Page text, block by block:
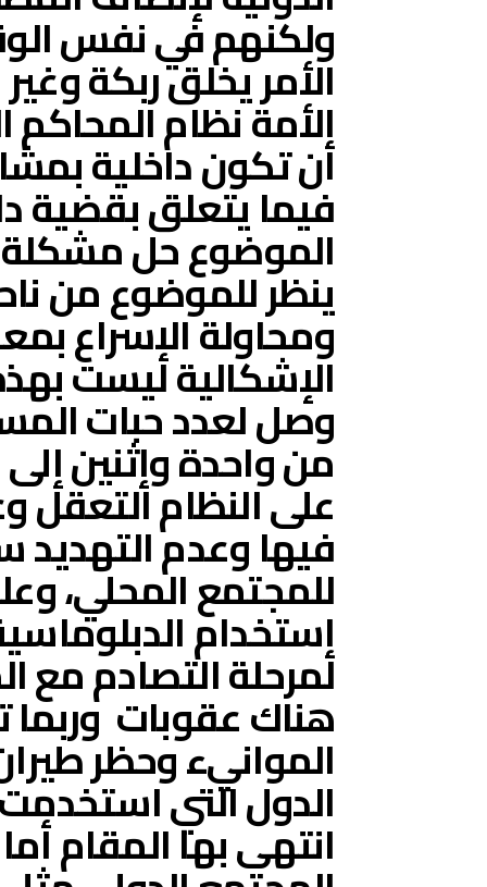
ولكنهم في نفس
الأمر يخلق ربكة
الأمة نظام
أن تكون داخلية
فيما يتعلق بقضية
الموضوع حل مشكلة
ينظر للموضوع من
ومحاولة الإسراع
الإشكالية ليست
وصل لعدد حبات
من واحدة وإثنين
على النظام التعقل
فيها وعدم التهديد
للمجتمع المحلي،
إستخدام
لمرحلة التصادم مع
هناك عقوبات
الموانيء وحظر
الدول التي
انتهى بها المقام